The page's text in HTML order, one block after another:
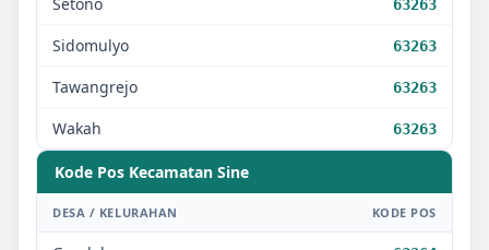
63263
Sidomulyo 63263
Tawangrejo 63263
Wakah 63263
Kode Pos Kecamatan Sine
DESA / KELURAHAN KODE POS